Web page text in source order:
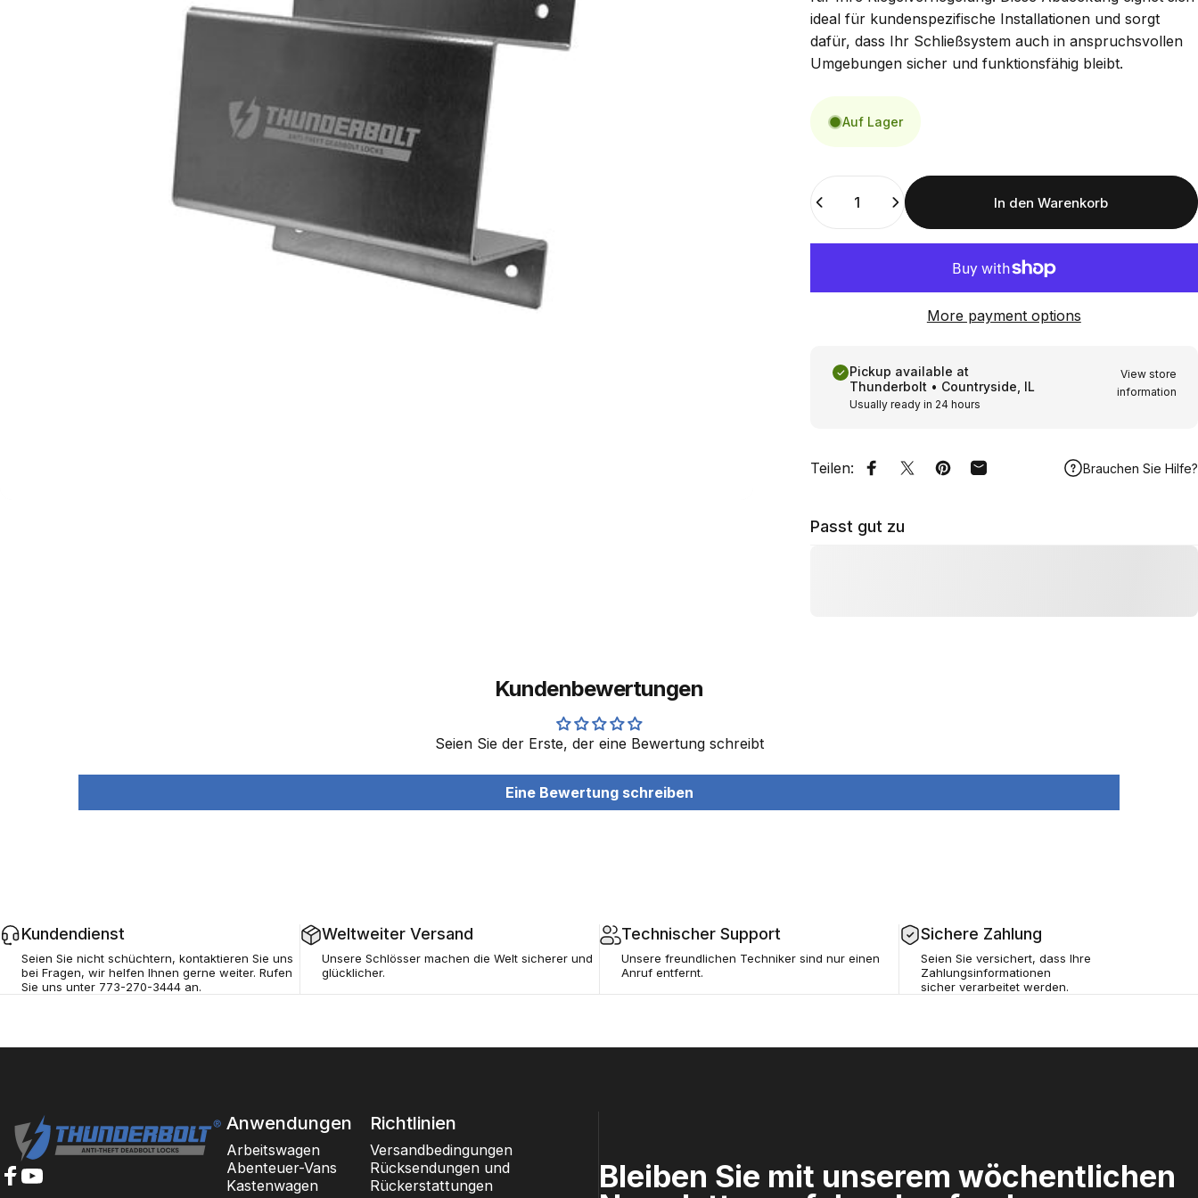
ideal für kundenspezifische Installationen und sorgt
dafür, dass Ihr Schließsystem auch in anspruchsvollen
Umgebungen sicher und funktionsfähig bleibt.
Auf Lager
In den Warenkorb
More payment options
Pickup available at
Thunderbolt • Countryside, IL
Usually ready in 24 hours
View store
information
Teilen: Auf Facebook teilen
Auf Twitter twittern
Auf Pinterest pinnen
Per E-Mail teilenBrauchen Sie Hilfe?
Passt gut zu
Kundenbewertungen
Seien Sie der Erste, der eine Bewertung schreibt
Eine Bewertung schreiben
Kundendienst
Seien Sie nicht schüchtern, kontaktieren Sie uns
bei Fragen, wir helfen Ihnen gerne weiter. Rufen
Sie uns unter 773-270-3444 an.
Weltweiter Versand
Unsere Schlösser machen die Welt sicherer und
glücklicher.
Technischer Support
Unsere freundlichen Techniker sind nur einen
Anruf entfernt.
Sichere Zahlung
Seien Sie versichert, dass Ihre
Zahlungsinformationen
sicher verarbeitet werden.
Thunderbolt-Schlösser Anwendungen
Arbeitswagen
Abenteuer-Vans
Kastenwagen
Richtlinien
Versandbedingungen
Rücksendungen und
Rückerstattungen
Bleiben Sie mit unserem wöchentlichen